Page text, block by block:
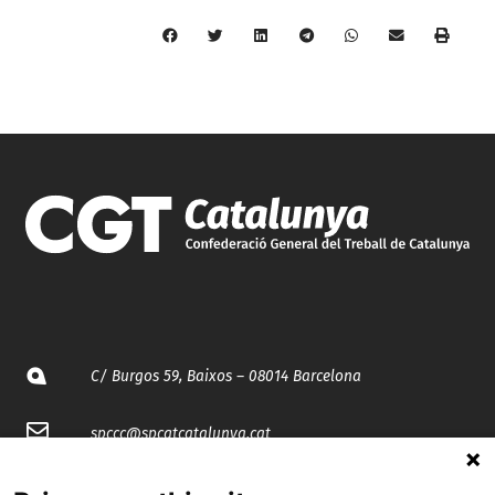
C/ Burgos 59, Baixos – 08014 Barcelona
spccc@spcgtcatalunya.cat